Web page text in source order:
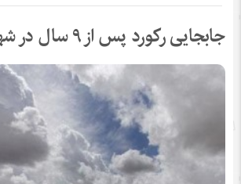
جابجایی رکورد پس از ۹ سال در شهربابک